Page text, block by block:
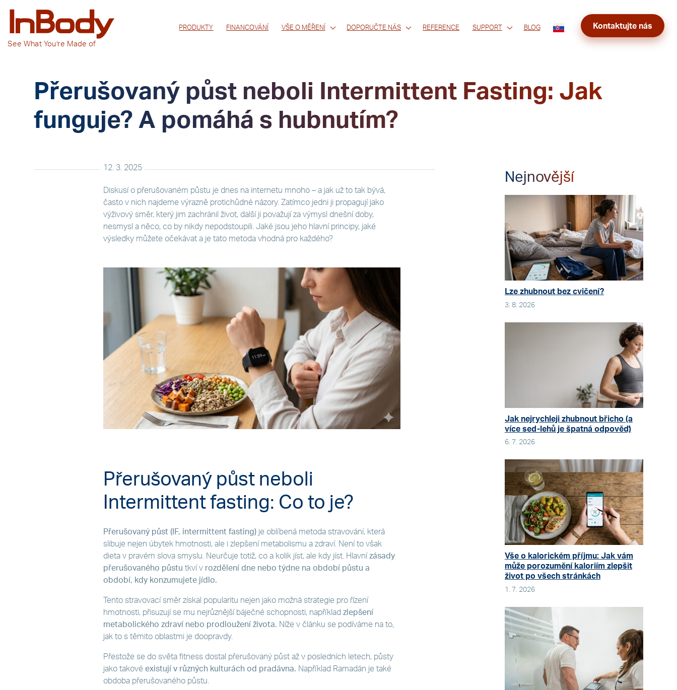
See What You’re Made of
PRODUKTY FINANCOVÁNÍ VŠE O MĚŘENÍ DOPORUČTE NÁS REFERENCE SUPPORT BLOG Kontaktujte nás
Přerušovaný půst neboli Intermittent Fasting: Jak
funguje? A pomáhá s hubnutím?
12. 3. 2025
Diskusí o přerušovaném půstu je dnes na internetu mnoho – a jak už to tak bývá,
často v nich najdeme výrazně protichůdné názory. Zatímco jedni ji propagují jako
výživový směr, který jim zachránil život, další ji považují za výmysl dnešní doby,
nesmysl a něco, co by nikdy nepodstoupili. Jaké jsou jeho hlavní principy, jaké
výsledky můžete očekávat a je tato metoda vhodná pro každého?
Přerušovaný půst neboli
Intermittent fasting: Co to je?
Přerušovaný půst (IF, intermittent fasting)je oblíbená metoda stravování, která
slibuje nejen úbytek hmotnosti, ale i zlepšení metabolismu a zdraví. Není to však
dieta v pravém slova smyslu. Neurčuje totiž, co a kolik jíst, ale kdy jíst. Hlavní zásady
přerušovaného půstu tkví vrozdělení dne nebo týdne na období půstu a
období, kdy konzumujete jídlo.
Tento stravovací směr získal popularitu nejen jako možná strategie pro řízení
hmotnosti, přisuzují se mu nejrůznější báječné schopnosti, například zlepšení
metabolického zdraví nebo prodloužení života. Níže v článku se podíváme na to,
jak to s těmito oblastmi je doopravdy.
Přestože se do světa fitness dostal přerušovaný půst až v posledních letech, půsty
jako takové existují v různých kulturách od pradávna. Například Ramadán je také
obdoba přerušovaného půstu.
Nejnovější
Lze zhubnout bez cvičení?
3. 8. 2026
Jak nejrychleji zhubnout břicho (a
více sed-lehů je špatná odpověď)
6. 7. 2026
Vše o kalorickém příjmu: Jak vám
může porozumění kaloriím zlepšit
život po všech stránkách
1. 7. 2026